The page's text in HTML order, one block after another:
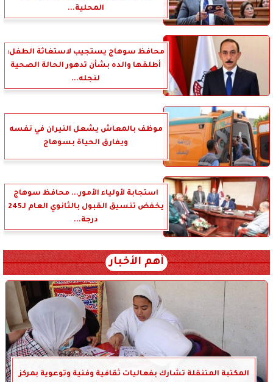
المحلية...
محافظ سوهاج يستجيب لاستغاثة الطفل:
أطلقها والده بشأن تدهور الحالة الصحية
لنجله...
موظف بالمعاش يشعل النيران في نفسه
ويفارق الحياة بسوهاج
استجابة لأولياء الأمور... محافظ سوهاج
يخفض تنسيق القبول بالثانوي العام لـ245
درجة...
أهم الأخبار
المكتبة المتنقلة تشارك بفعاليات ثقافية وفنية وتوعوية بمركز